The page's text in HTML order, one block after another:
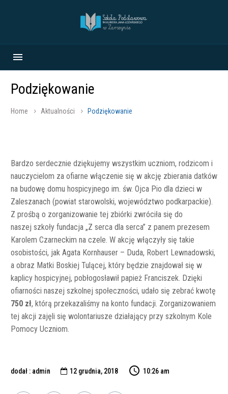
Podziękowanie
Home Aktualności Podziękowanie
Bardzo serdecznie dziękujemy wszystkim uczniom, rodzicom i
nauczycielom za ofiarne włączenie się w akcję zbierania datków
na budowę domu hospicyjnego im. św. Ojca Pio dla dzieci w
Zaleszanach (powiat starowolski, województwo podkarpackie).
Z prośbą o zorganizowanie tej zbiórki zwróciła się do
naszej szkoły fundacja „Z serca dla serca” z panem prezesem
Karolem Czarneckim na czele. W akcję włączyły się takie
osobistości, jak Agata Kornhauser – Duda, Robert Lewnadowski,
a obraz Matki Boskiej Tulącej, który będzie znajdował się w
kaplicy hospicyjnej, pobłogosławił papież Franciszek. Dzięki
ofiarności naszej szkolnej społeczności, udało się zebrać kwotę
750 zł, którą przekazaliśmy na konto fundacji. Zorganizowaniem
tej akcji zajęli się wolontariusze działający przy szkolnym Kole
Pomocy Uczniom.
dodał : admin  12 grudnia, 2018 10:26 am